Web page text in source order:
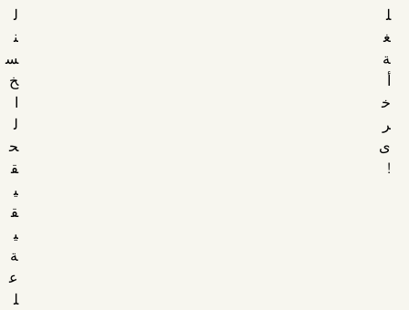
ل
غ
ة
أ
خ
ر
ى
!
ل
ن
س
خ
ا
ل
ح
ق
ي
ق
ي
ة
ع
ل